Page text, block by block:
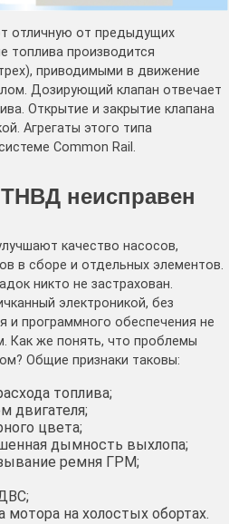
отличную от предыдущих
топлива производится
приводимыми в движение
Дозирующий клапан отвечает
Открытие и закрытие клапана
Агрегаты этого типа
Common Rail.
неисправен
качество насосов,
в сборе и отдельных элементов.
никто не застрахован.
электроникой, без
и программного обеспечения не
Как же понять, что проблемы
Общие признаки таковы:
топлива;
двигателя;
цвета;
дымность выхлопа;
ремня ГРМ;
мотора на холостых обортах.